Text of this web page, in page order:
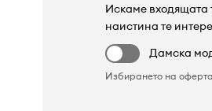
Искаме входящата
наистина те
Дамска
Избирането на